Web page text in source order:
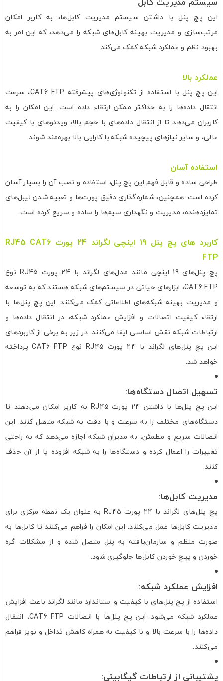
این پچ پنل با داشتن سیستم مدیریت کابل‌ها، به کاربر امکان
مرتب‌سازی و مدیریت بهینه کابل‌های شبکه را می‌دهد، که این امر به
بهبود نظم و عملکرد شبکه کمک می‌کند
عملکرد بالا
این پچ پنل با استفاده از تکنولوژی‌های پیشرفته CAT6 FTP، سرعت
انتقال داده‌ها را به حداکثر ممکن ارتقاء داده است. این امکان را به
کاربران می‌دهد تا از انتقال داده‌های با حجم بالا، ویدئوهای با کیفیت
عالی، و سایر نیازهای پیچیده شبکه با کارایی بالا بهره‌مند شوند.
استفاده آسان
طراحی ساده و قابل فهم این پچ پنل، استفاده و نصب آن را بسیار آسان
کرده است. همچنین، شماره‌گذاری دقیق پورت‌ها و تعبیه شدن لیبل‌های
تمایزدهنده، مدیریت و نگهداری سیم‌ها را ساده و سریع کرده است.
کاربرد های پچ پنل 19 اینچی لگراند 24 پورت RJ45 CAT6
FTP
پچ پنل‌های 19 اینچی مانند مدل‌های لگراند با 24 پورت RJ45 نوع
CAT6 FTP، ابزارهای حیاتی در سیستم‌های شبکه هستند که به توسعه
و مدیریت بهینه شبکه‌های اطلاعاتی کمک می‌کنند. این پچ پنل‌ها با
ارتقاء کیفیت اتصالات و افزایش عملکرد شبکه، در انتقال داده‌ها و
ارتباطات شبکه نقش اساسی ایفا می‌کنند. در زیر به برخی از کاربردهای
این پچ پنل‌های لگراند با 24 پورت RJ45 نوع CAT6 FTP پرداخته
خواهد شد.
تسهیل اتصال دستگاه‌ها:
این پچ پنل‌ها با داشتن 24 پورت RJ45 به کاربر امکان می‌دهند تا
دستگاه‌های مختلف را به سرعت و با دقت به شبکه متصل کنند. این
اتصالات سریع و مطمئن، به مدیران شبکه اجازه می‌دهد که به راحتی
تغییرات را اعمال کرده و دستگاه‌ها را به شبکه افزوده یا از آن حذف
کنند.
مدیریت کابل‌ها:
پچ پنل‌های لگراند با 24 پورت RJ45 به عنوان یک نقطه مرکزی برای
مدیریت کابل‌ها عمل می‌کنند. این امکان را فراهم می‌کنند تا کابل‌ها به
صورت منظم و سازمان‌یافته به پنل متصل شده و از مشکلات گره
خوردن و پیچ خوردن کابل‌ها جلوگیری شود.
افزایش عملکرد شبکه:
استفاده از پچ پنل‌های با کیفیت و استاندارد مانند لگراند باعث افزایش
عملکرد شبکه می‌شود. این پچ پنل‌ها با اتصالات CAT6 FTP، انتقال
داده‌ها را با سرعت بالا و با کیفیت به همراه کاهش تداخل و نویز فراهم
می‌کنند.
پشتیبانی از ارتباطات گیگابیتی:
تصاویر رسمی